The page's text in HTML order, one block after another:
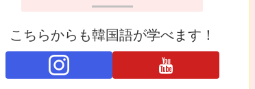
こちらからも韓国語が学べます！